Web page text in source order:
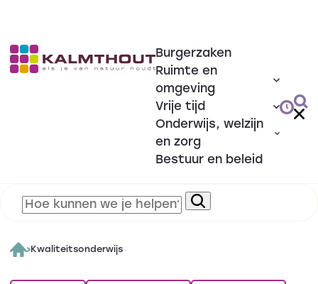
Burgerzaken
Ruimte en
omgeving
Vrije tijd
Onderwijs, welzijn
en zorg
Bestuur en beleid
Kwaliteitsonderwijs